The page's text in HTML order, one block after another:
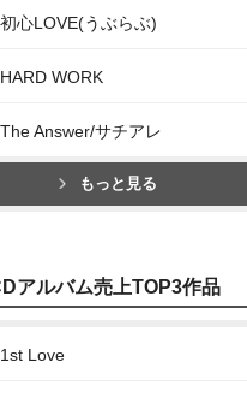
初心LOVE(うぶらぶ)
HARD WORK
The Answer/サチアレ
もっと見る
アルバム売上TOP3作品
1st Love